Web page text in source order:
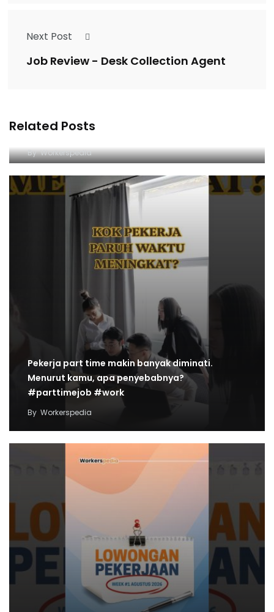
Next Post
Job Review - Desk Collection Agent
Related Posts
padahal…. #socialmedia #pov #kerja #fitnah
ByWorkerspedia
Pekerja part time makin banyak diminati.
Menurut kamu, apa penyebabnya?
#parttimejob #work
By Workerspedia